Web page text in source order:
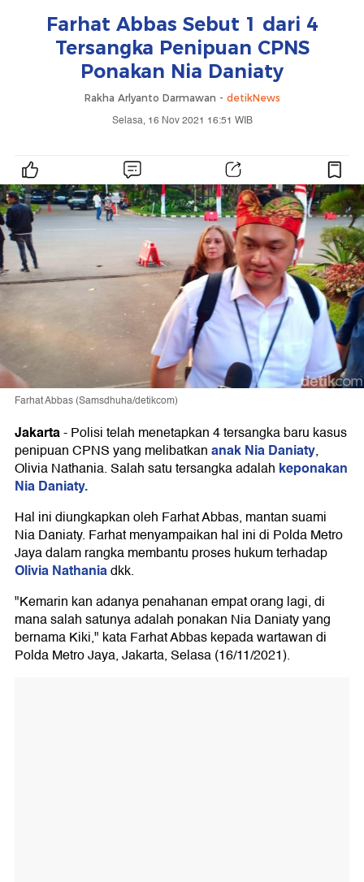
Farhat Abbas Sebut 1 dari 4
Tersangka Penipuan CPNS
Ponakan Nia Daniaty
Rakha Arlyanto Darmawan - detikNews
Selasa, 16 Nov 2021 16:51 WIB
Farhat Abbas (Samsdhuha/detikcom)
Jakarta-Polisi telah menetapkan 4 tersangka baru kasus
penipuan CPNS yang melibatkananak Nia Daniaty,
Olivia Nathania. Salah satu tersangka adalah keponakan
Nia Daniaty.
Hal ini diungkapkan oleh Farhat Abbas, mantan suami
Nia Daniaty. Farhat menyampaikan hal ini di Polda Metro
Jaya dalam rangka membantu proses hukum terhadap
Olivia Nathaniadkk.
"Kemarin kan adanya penahanan empat orang lagi, di
mana salah satunya adalah ponakan Nia Daniaty yang
bernama Kiki," kata Farhat Abbas kepada wartawan di
Polda Metro Jaya, Jakarta, Selasa (16/11/2021).